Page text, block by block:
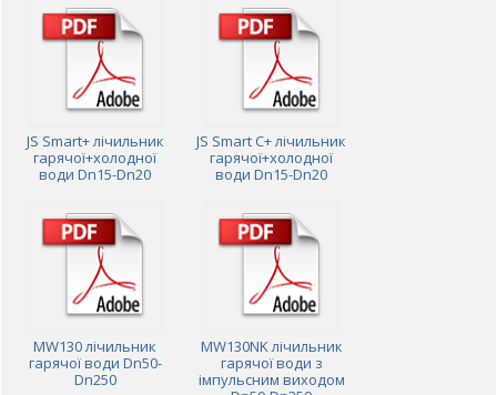
JS Smart+ лічильник
гарячої+холодної
води Dn15-Dn20
JS Smart C+ лічильник
гарячої+холодної
води Dn15-Dn20
MW130 лічильник
гарячої води Dn50-
Dn250
MW130NK лічильник
гарячої води з
імпульсним виходом